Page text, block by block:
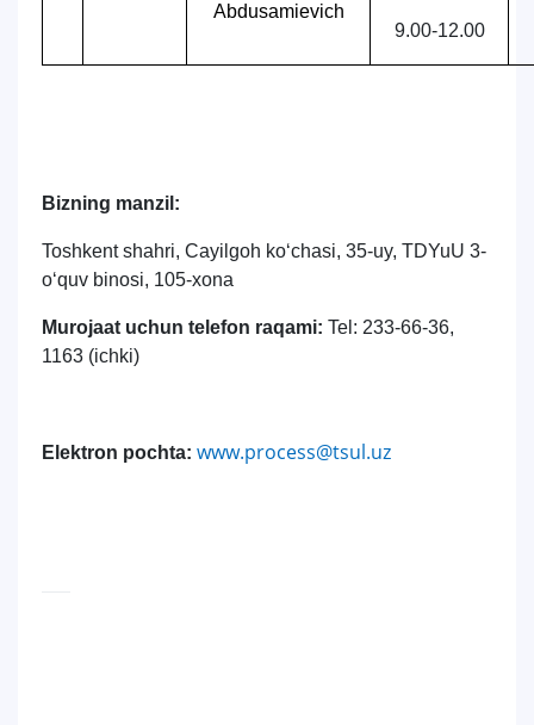
Abdusamievich
9.00-12.00
Bizning manzil:
Toshkent shahri, Cayilgoh ko‘chasi, 35-uy, TDYuU 3-
o‘quv binosi, 105-xona
Murojaat uchun telefon raqami: Tel: 233-66-36,
1163 (ichki)
Elektron pochta: www.process@tsul.uz